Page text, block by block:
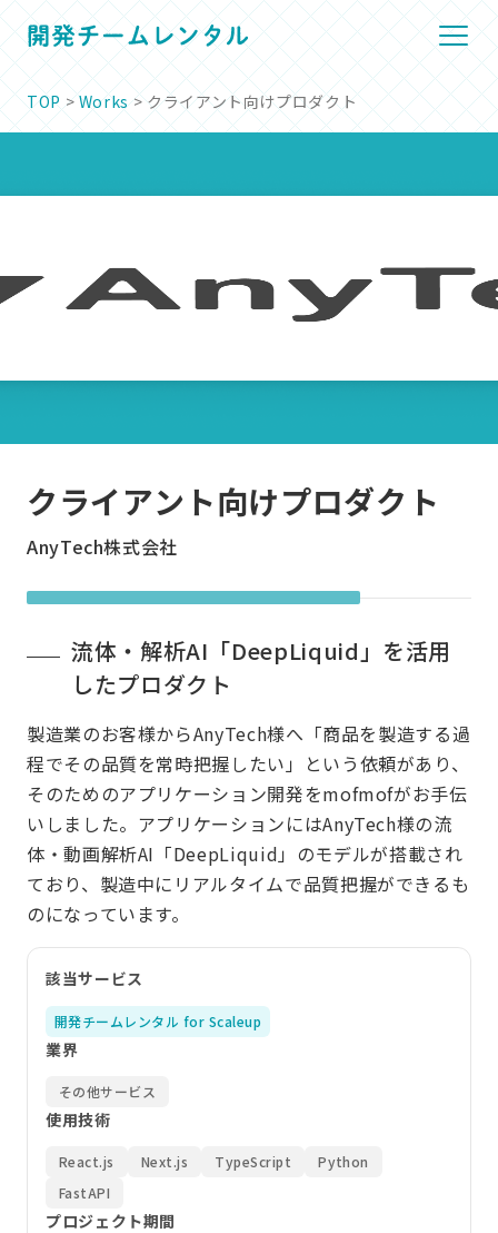
TOP>Works> クライアント向けプロダクト
クライアント向けプロダクト
AnyTech株式会社
流体・解析AI「DeepLiquid」を活用
したプロダクト
製造業のお客様からAnyTech様へ「商品を製造する過
程でその品質を常時把握したい」という依頼があり、
そのためのアプリケーション開発をmofmofがお手伝
いしました。アプリケーションにはAnyTech様の流
体・動画解析AI「DeepLiquid」のモデルが搭載され
ており、製造中にリアルタイムで品質把握ができるも
のになっています。
該当サービス
開発チームレンタル for Scaleup
業界
その他サービス
使用技術
React.js Next.js TypeScript
Python
FastAPI
プロジェクト期間